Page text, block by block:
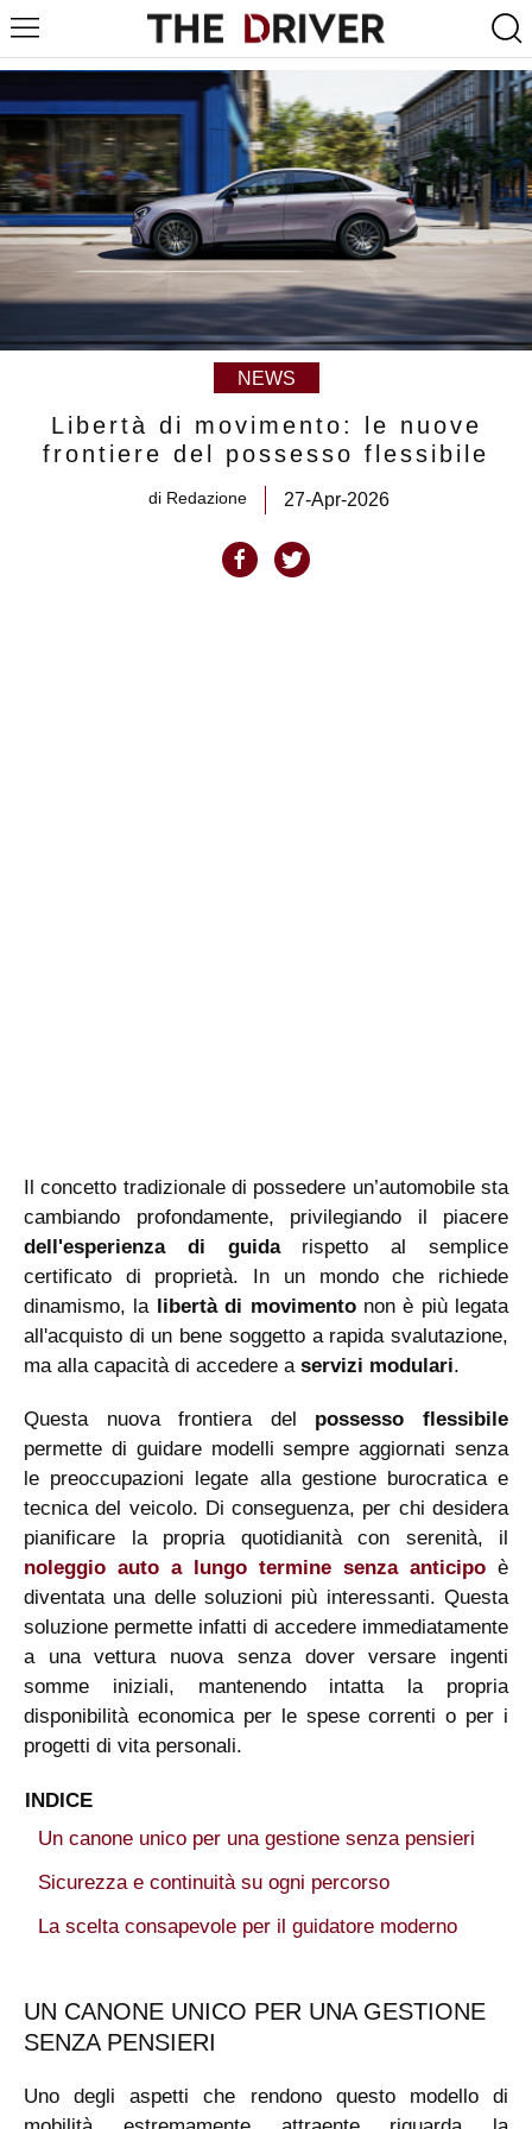
NEWS
Libertà di movimento: le nuove
frontiere del possesso flessibile
di Redazione 27-Apr-2026
Il concetto tradizionale di possedere un’automobile sta
cambiando profondamente, privilegiando il piacere
dell'esperienza di guidarispetto al semplice
certificato di proprietà. In un mondo che richiede
dinamismo, la libertà di movimentonon è più legata
all'acquisto di un bene soggetto a rapida svalutazione,
ma alla capacità di accedere a servizi modulari.
Questa nuova frontiera del possesso flessibile
permette di guidare modelli sempre aggiornati senza
le preoccupazioni legate alla gestione burocratica e
tecnica del veicolo. Di conseguenza, per chi desidera
pianificare la propria quotidianità con serenità, il
noleggio auto a lungo termine senza anticipo è
diventata una delle soluzioni più interessanti. Questa
soluzione permette infatti di accedere immediatamente
a una vettura nuova senza dover versare ingenti
somme iniziali, mantenendo intatta la propria
disponibilità economica per le spese correnti o per i
progetti di vita personali.
INDICE
Un canone unico per una gestione senza pensieri
Sicurezza e continuità su ogni percorso
La scelta consapevole per il guidatore moderno
UN CANONE UNICO PER UNA GESTIONE
SENZA PENSIERI
Uno degli aspetti che rendono questo modello di